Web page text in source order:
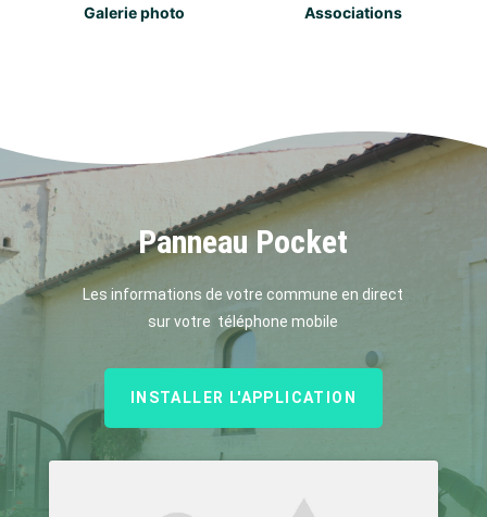
Galerie photo Associations
Panneau Pocket
Les informations de votre commune en direct
sur votre téléphone mobile
INSTALLER L'APPLICATION